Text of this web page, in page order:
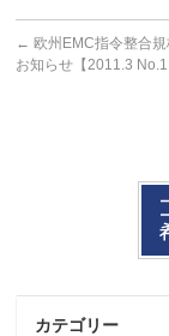
← 欧州EMC指令整合
お知らせ【2011.3 No.1
カテゴリー